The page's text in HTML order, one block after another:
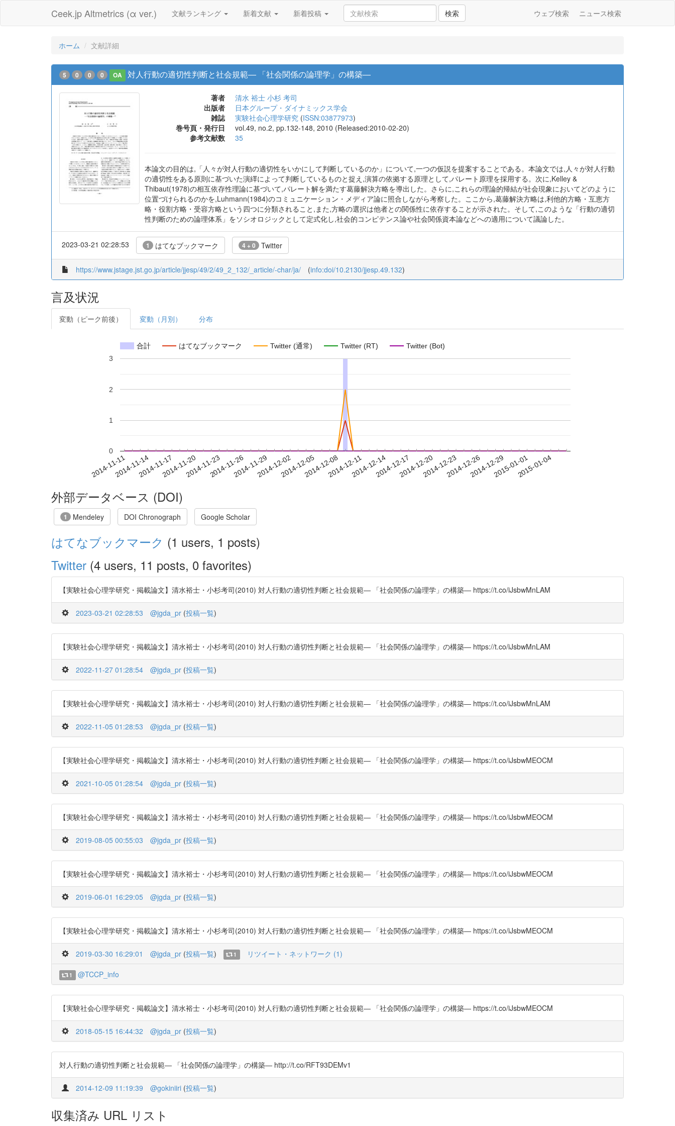
Ceek.jp Altmetrics (α ver.) 文献ランキング 新着文献 新着投稿 検索 ウェブ検索 ニュース検索
ホーム 文献詳細
5 0 0 0 OA 対人行動の適切性判断と社会規範― 「社会関係の論理学」の構築―
著者 清水 裕士 小杉 考司
出版者
日本グループ・ダイナミックス学会
雑誌
実験社会心理学研究 (ISSN:03877973)
巻号頁・発行日
vol.49, no.2, pp.132-148, 2010 (Released:2010-02-20)
参考文献数
35
本論文の目的は,「人々が対人行動の適切性をいかにして判断しているのか」について,一つの仮説を提案することである。本論文では,人々が対人行動
の適切性をある原則に基づいた演繹によって判断しているものと捉え,演算の依拠する原理として,パレート原理を採用する。次に,Kelley &
Thibaut(1978)の相互依存性理論に基づいて,パレート解を満たす葛藤解決方略を導出した。さらに,これらの理論的帰結が社会現象においてどのように
位置づけられるのかを,Luhmann(1984)のコミュニケーション・メディア論に照合しながら考察した。ここから,葛藤解決方略は,利他的方略・互恵方
略・役割方略・受容方略という四つに分類されること,また,方略の選択は他者との関係性に依存することが示された。そして,このような「行動の適切
性判断のための論理体系」をソシオロジックとして定式化し,社会的コンピテンス論や社会関係資本論などへの適用について議論した。
2023-03-21 02:28:53 1 はてなブックマーク 4 + 0 Twitter
https://www.jstage.jst.go.jp/article/jjesp/49/2/49_2_132/_article/-char/ja/ (info:doi/10.2130/jjesp.49.132)
言及状況
変動（ピーク前後） 変動（月別） 分布
合計 はてなブックマーク Twitter (通常) Twitter (RT) Twitter (Bot)
2014-11-112014-11-142014-11-172014-11-202014-11-232014-11-262014-11-292014-12-022014-12-052014-12-082014-12-112014-12-142014-12-172014-12-202014-12-232014-12-262014-12-292015-01-012015-01-04
0
1
2
3
外部データベース (DOI)
1 Mendeley DOI Chronograph Google Scholar
はてなブックマーク (1 users, 1 posts)
Twitter (4 users, 11 posts, 0 favorites)
【実験社会心理学研究・掲載論文】清水裕士・小杉考司(2010) 対人行動の適切性判断と社会規範― 「社会関係の論理学」の構築― https://t.co/iJsbwMnLAM
2023-03-21 02:28:53 @jgda_pr (投稿一覧)
【実験社会心理学研究・掲載論文】清水裕士・小杉考司(2010) 対人行動の適切性判断と社会規範― 「社会関係の論理学」の構築― https://t.co/iJsbwMnLAM
2022-11-27 01:28:54 @jgda_pr (投稿一覧)
【実験社会心理学研究・掲載論文】清水裕士・小杉考司(2010) 対人行動の適切性判断と社会規範― 「社会関係の論理学」の構築― https://t.co/iJsbwMnLAM
2022-11-05 01:28:53 @jgda_pr (投稿一覧)
【実験社会心理学研究・掲載論文】清水裕士・小杉考司(2010) 対人行動の適切性判断と社会規範― 「社会関係の論理学」の構築― https://t.co/iJsbwMEOCM
2021-10-05 01:28:54 @jgda_pr (投稿一覧)
【実験社会心理学研究・掲載論文】清水裕士・小杉考司(2010) 対人行動の適切性判断と社会規範― 「社会関係の論理学」の構築― https://t.co/iJsbwMEOCM
2019-08-05 00:55:03 @jgda_pr (投稿一覧)
【実験社会心理学研究・掲載論文】清水裕士・小杉考司(2010) 対人行動の適切性判断と社会規範― 「社会関係の論理学」の構築― https://t.co/iJsbwMEOCM
2019-06-01 16:29:05 @jgda_pr (投稿一覧)
【実験社会心理学研究・掲載論文】清水裕士・小杉考司(2010) 対人行動の適切性判断と社会規範― 「社会関係の論理学」の構築― https://t.co/iJsbwMEOCM
2019-03-30 16:29:01 @jgda_pr (投稿一覧) 1 リツイート・ネットワーク (1)
1 @TCCP_info
【実験社会心理学研究・掲載論文】清水裕士・小杉考司(2010) 対人行動の適切性判断と社会規範― 「社会関係の論理学」の構築― https://t.co/iJsbwMEOCM
2018-05-15 16:44:32 @jgda_pr (投稿一覧)
対人行動の適切性判断と社会規範― 「社会関係の論理学」の構築― http://t.co/RFT93DEMv1
2014-12-09 11:19:39 @gokiniiri (投稿一覧)
収集済み URL リスト